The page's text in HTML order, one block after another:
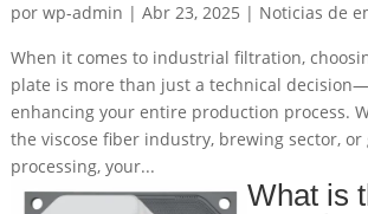
por wp-admin | Abr 23, 2025 | Noticias de
When it comes to industrial filtration,
plate is more than just a technical
enhancing your entire production process.
the viscose fiber industry, brewing sector, or
processing, your...
What is